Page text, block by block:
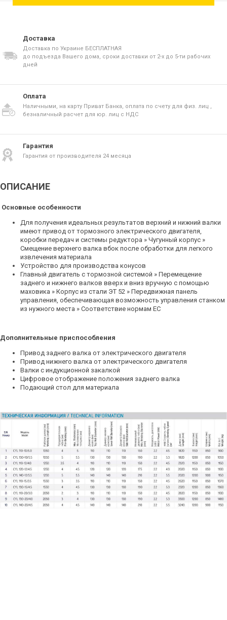
Доставка
Доставка по Украине БЕСПЛАТНАЯ
до подъезда Вашего дома, сроки доставки от 2-х до 5-ти рабочих
дней
Оплата
Наличными, на карту Приват Банка, оплата по счету для физ. лиц ,
безналичный расчет для юр. лиц с НДС
Гарантия
Гарантия от производителя 24 месяца
ОПИСАНИЕ
Основные особенности
Для получения идеальных результатов верхний и нижний валки
имеют привод от тормозного электрического двигателя,
коробки передач и системы редуктора » Чугунный корпус »
Смещение верхнего валка вбок после обработки для легкого
извлечения материала
Устройство для производства конусов
Главный двигатель с тормозной системой » Перемещение
заднего и нижнего валков вверх и вниз вручную с помощью
маховика » Корпус из стали ЭТ 52 » Передвижная панель
управления, обеспечивающая возможность управления станком
из нужного места » Соответствие нормам ЕС
Дополнительные приспособления
Привод заднего валка от электрического двигателя
Привод нижнего валка от электрического двигателя
Валки с индукционной закалкой
Цифровое отображение положения заднего валка
Подающий стол для материала